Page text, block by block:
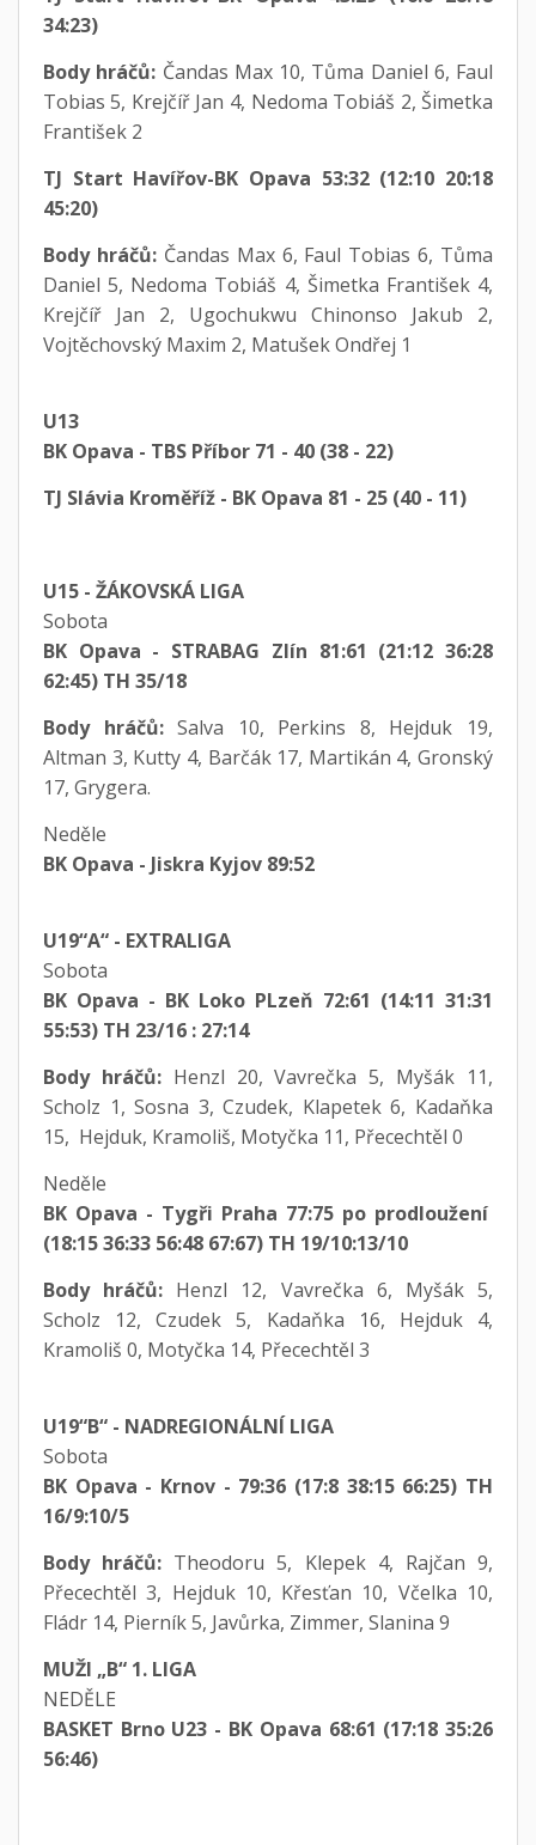
34:23)
Body hráčů: Čandas Max 10, Tůma Daniel 6, Faul
Tobias 5, Krejčíř Jan 4, Nedoma Tobiáš 2, Šimetka
František 2
TJ Start Havířov-BK Opava 53:32 (12:10 20:18
45:20)
Body hráčů:Čandas Max 6, Faul Tobias 6, Tůma
Daniel 5, Nedoma Tobiáš 4, Šimetka František 4,
Krejčíř Jan 2, Ugochukwu Chinonso Jakub 2,
Vojtěchovský Maxim 2, Matušek Ondřej 1
U13
BK Opava - TBS Příbor 71 - 40 (38 - 22)
TJ Slávia Kroměříž - BK Opava 81 - 25 (40 - 11)
U15 - ŽÁKOVSKÁ LIGA
Sobota
BK Opava - STRABAG Zlín 81:61 (21:12 36:28
62:45) TH 35/18
Body hráčů:Salva 10, Perkins 8, Hejduk 19,
Altman 3, Kutty 4, Barčák 17, Martikán 4, Gronský
17, Grygera.
Neděle
BK Opava - Jiskra Kyjov 89:52
U19“A“ - EXTRALIGA
Sobota
BK Opava - BK Loko PLzeň 72:61 (14:11 31:31
55:53) TH 23/16 : 27:14
Body hráčů: Henzl 20, Vavrečka 5, Myšák 11,
Scholz 1, Sosna 3, Czudek, Klapetek 6, Kadaňka
15, Hejduk, Kramoliš, Motyčka 11, Přecechtěl 0
Neděle
BK Opava - Tygři Praha 77:75 po prodloužení
(18:15 36:33 56:48 67:67) TH 19/10:13/10
Body hráčů: Henzl 12, Vavrečka 6, Myšák 5,
Scholz 12, Czudek 5, Kadaňka 16, Hejduk 4,
Kramoliš 0, Motyčka 14, Přecechtěl 3
U19“B“ - NADREGIONÁLNÍ LIGA
Sobota
BK Opava - Krnov - 79:36 (17:8 38:15 66:25) TH
16/9:10/5
Body hráčů: Theodoru 5, Klepek 4, Rajčan 9,
Přecechtěl 3, Hejduk 10, Křesťan 10, Včelka 10,
Fládr 14, Pierník 5, Javůrka, Zimmer, Slanina 9
MUŽI „B“ 1. LIGA
NEDĚLE
BASKET Brno U23 - BK Opava 68:61 (17:18 35:26
56:46)